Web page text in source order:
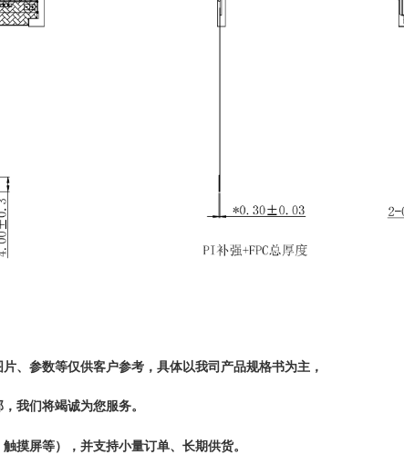
、参数等仅供客户参考，具体以我司产品规格书为主，
我们将竭诚为您服务。
触摸屏等） ， 并支持小量订单、 长期供货。